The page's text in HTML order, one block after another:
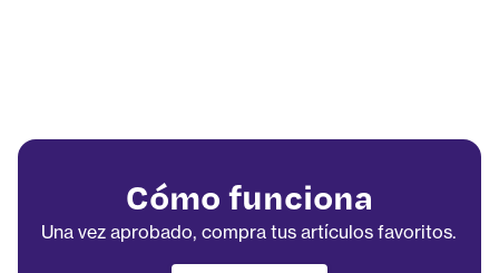
Cómo funciona
Una vez aprobado, compra tus artículos favoritos.